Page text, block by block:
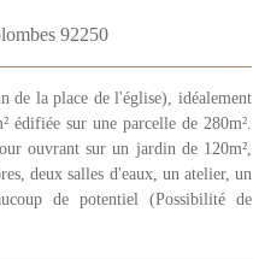
92250
de la place de l'église), idéalement
édifiée sur une parcelle de 280m².
ouvrant sur un jardin de 120m²,
deux salles d'eaux, un atelier, un
de potentiel (Possibilité de